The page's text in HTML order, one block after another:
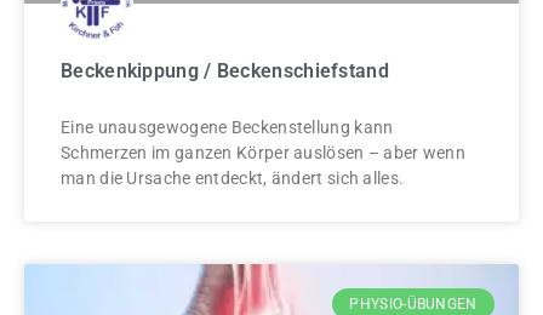
Beckenkippung / Beckenschiefstand
Eine unausgewogene Beckenstellung kann
Schmerzen im ganzen Körper auslösen – aber wenn
man die Ursache entdeckt, ändert sich alles.
PHYSIO-ÜBUNGEN